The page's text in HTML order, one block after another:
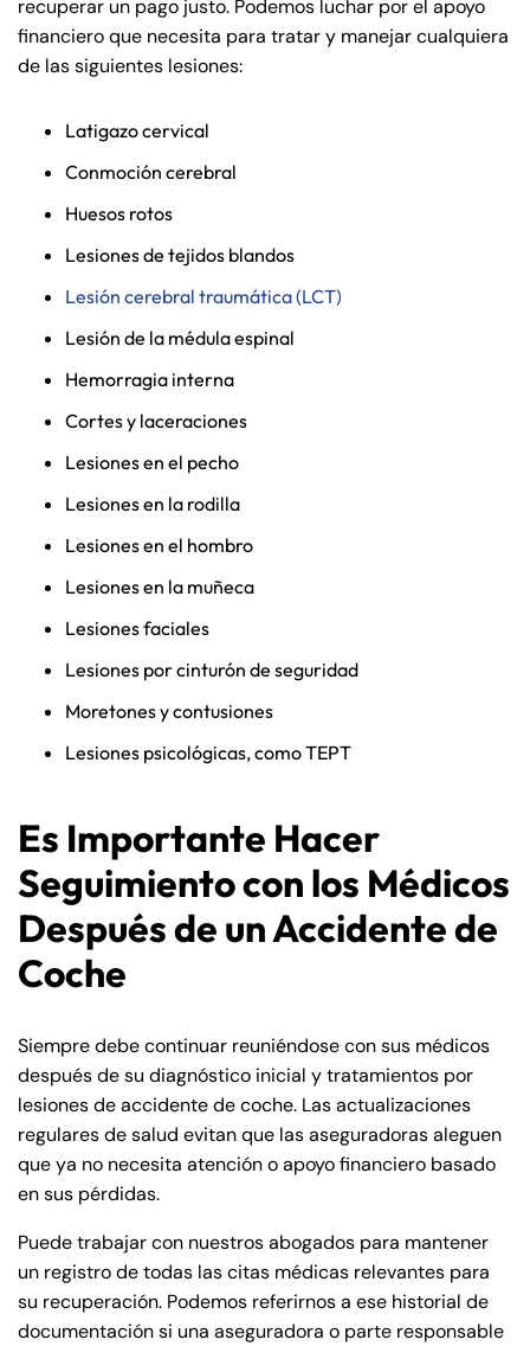
recuperar un pago justo. Podemos luchar por el apoyo
financiero que necesita para tratar y manejar cualquiera
de las siguientes lesiones:
Latigazo cervical
Conmoción cerebral
Huesos rotos
Lesiones de tejidos blandos
Lesión cerebral traumática (LCT)
Lesión de la médula espinal
Hemorragia interna
Cortes y laceraciones
Lesiones en el pecho
Lesiones en la rodilla
Lesiones en el hombro
Lesiones en la muñeca
Lesiones faciales
Lesiones por cinturón de seguridad
Moretones y contusiones
Lesiones psicológicas, como TEPT
Es Importante Hacer
Seguimiento con los Médicos
Después de un Accidente de
Coche
Siempre debe continuar reuniéndose con sus médicos
después de su diagnóstico inicial y tratamientos por
lesiones de accidente de coche. Las actualizaciones
regulares de salud evitan que las aseguradoras aleguen
que ya no necesita atención o apoyo financiero basado
en sus pérdidas.
Puede trabajar con nuestros abogados para mantener
un registro de todas las citas médicas relevantes para
su recuperación. Podemos referirnos a ese historial de
documentación si una aseguradora o parte responsable